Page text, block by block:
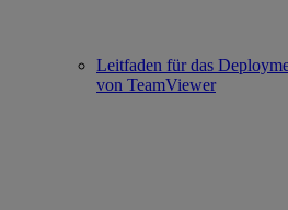
Leitfaden für das
von TeamViewer